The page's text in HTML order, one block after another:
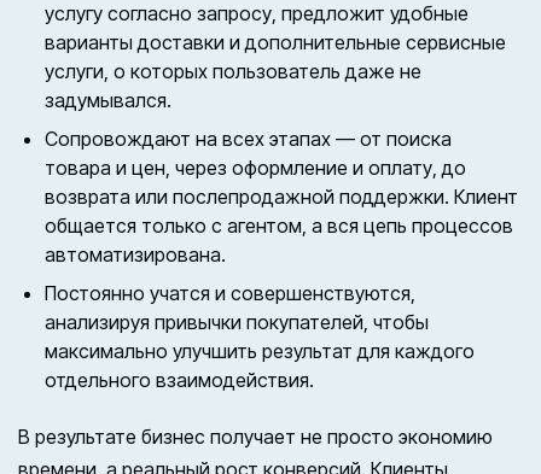
услугу согласно запросу, предложит удобные
варианты доставки и дополнительные сервисные
услуги, о которых пользователь даже не
задумывался.
Сопровождают на всех этапах — от поиска
товара и цен, через оформление и оплату, до
возврата или послепродажной поддержки. Клиент
общается только с агентом, а вся цепь процессов
автоматизирована.
Постоянно учатся и совершенствуются,
анализируя привычки покупателей, чтобы
максимально улучшить результат для каждого
отдельного взаимодействия.
В результате бизнес получает не просто экономию